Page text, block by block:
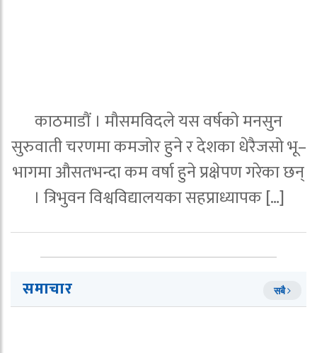
काठमाडौं । मौसमविदले यस वर्षको मनसुन
सुरुवाती चरणमा कमजोर हुने र देशका धेरैजसो भू–
भागमा औसतभन्दा कम वर्षा हुने प्रक्षेपण गरेका छन्
। त्रिभुवन विश्वविद्यालयका सहप्राध्यापक […]
समाचार सबै